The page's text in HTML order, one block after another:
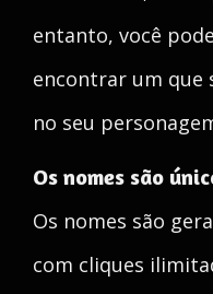
entanto, você
encontrar um que
no seu
Os nomes são
Os nomes são
com cliques